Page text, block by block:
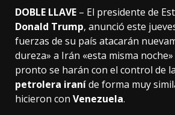
DOBLE LLAVE – El presidente de
Donald Trump, anunció este
fuerzas de su país atacarán
dureza» a Irán «esta misma
pronto se harán con el control de la
petrolera iraníde forma muy
hicieron con Venezuela.